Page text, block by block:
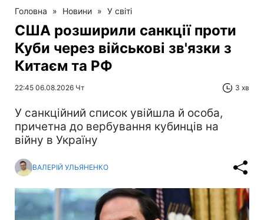
Головна » Новини » У світі
США розширили санкції проти
Куби через військові зв'язки з
Китаєм та РФ
22:45 06.08.2026 Чт 3 хв
У санкційний список увійшла й особа,
причетна до вербування кубинців на
війну в Україну
ВАЛЕРІЙ УЛЬЯНЕНКО